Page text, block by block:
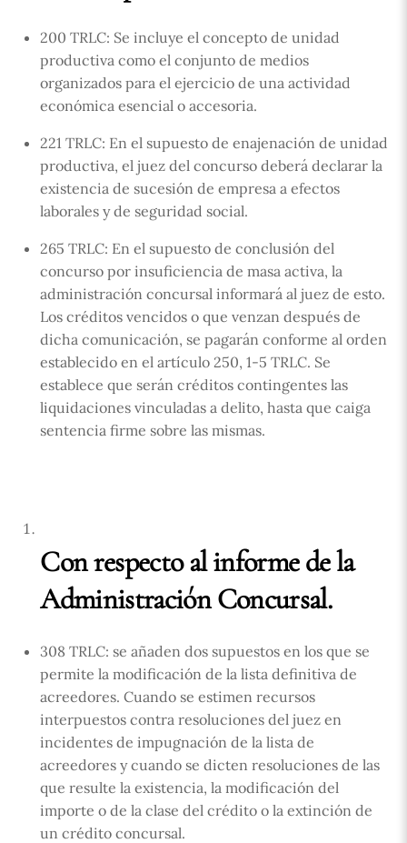
200 TRLC: Se incluye el concepto de unidad
productiva como el conjunto de medios
organizados para el ejercicio de una actividad
económica esencial o accesoria.
221 TRLC: En el supuesto de enajenación de unidad
productiva, el juez del concurso deberá declarar la
existencia de sucesión de empresa a efectos
laborales y de seguridad social.
265 TRLC: En el supuesto de conclusión del
concurso por insuficiencia de masa activa, la
administración concursal informará al juez de esto.
Los créditos vencidos o que venzan después de
dicha comunicación, se pagarán conforme al orden
establecido en el artículo 250, 1-5 TRLC. Se
establece que serán créditos contingentes las
liquidaciones vinculadas a delito, hasta que caiga
sentencia firme sobre las mismas.
Con respecto al informe de la
Administración Concursal.
308 TRLC: se añaden dos supuestos en los que se
permite la modificación de la lista definitiva de
acreedores. Cuando se estimen recursos
interpuestos contra resoluciones del juez en
incidentes de impugnación de la lista de
acreedores y cuando se dicten resoluciones de las
que resulte la existencia, la modificación del
importe o de la clase del crédito o la extinción de
un crédito concursal.